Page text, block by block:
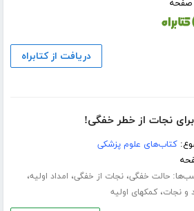
دریافت از کتابراه
برای نجات از خطر خفگی!
کتاب‌های علوم پزشکی
حالت خفگی،نجات از خفگی، امداد اولیه،
و نجات،کمکهای اولیه